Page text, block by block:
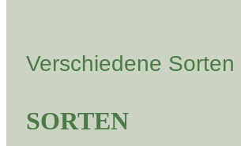
Verschiedene Sorten
SORTEN